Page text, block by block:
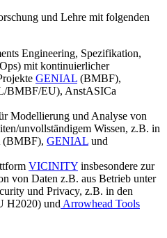
und Lehre mit folgenden
Engineering, Spezifikation,
mit kontinuierlicher
GENIAL (BMBF),
BMBF/EU), AnstASICa
Modellierung und Analyse von
unvollständigem Wissen, z.B. in
(BMBF), GENIAL und
VICINITY insbesondere zur
von Daten z.B. aus Betrieb unter
und Privacy, z.B. in den
H2020) und Arrowhead Tools